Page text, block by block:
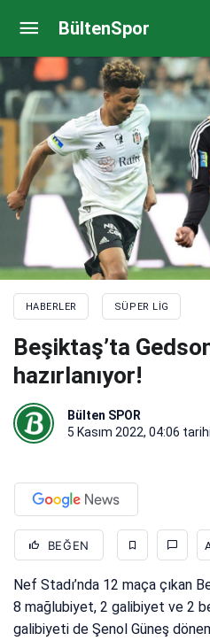
BültenSpor
HABERLER SÜPER LIG
Beşiktaş’ta
hazırlanıyor!
Bülten SPOR
5 Kasım 2022, 04:06
BEĞEN
Nef Stadı’nda 12 maça çıkan
8 mağlubiyet, 2 galibiyet ve 2
galibiyeti de Şenol Güneş
Ümraniyespor’dan siftah!